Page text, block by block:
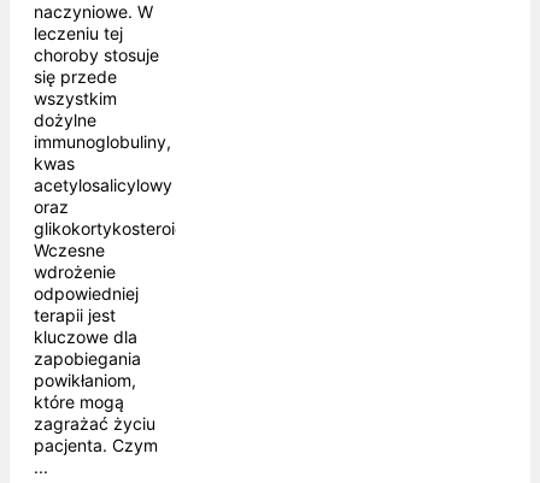
naczyniowe. W
leczeniu tej
choroby stosuje
się przede
wszystkim
dożylne
immunoglobuliny,
kwas
acetylosalicylowy
oraz
glikokortykosteroidy.
Wczesne
wdrożenie
odpowiedniej
terapii jest
kluczowe dla
zapobiegania
powikłaniom,
które mogą
zagrażać życiu
pacjenta. Czym
...